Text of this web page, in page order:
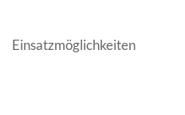
Einsatzmöglichkeiten